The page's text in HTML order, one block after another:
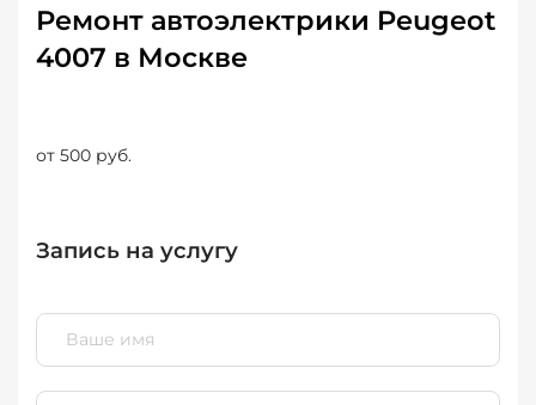
Ремонт автоэлектрики Peugeot
4007 в Москве
от 500 руб.
Запись на услугу